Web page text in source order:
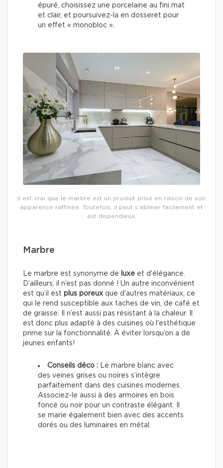
épuré, choisissez une porcelaine au fini mat
et clair, et poursuivez-la en dosseret pour
un effet « monobloc ».
Il est vrai que le marbre est un produit prisé en raison de son
apparence raffinée. Toutefois, il peut s’abîmer facilement et
est dispendieux.
Marbre
Le marbre est synonyme de luxe et d'élégance.
D’ailleurs, il n’est pas donné ! Un autre inconvénient
est qu’il est plus poreux que d'autres matériaux, ce
qui le rend susceptible aux taches de vin, de café et
de graisse. Il n’est aussi pas résistant à la chaleur. Il
est donc plus adapté à des cuisines où l'esthétique
prime sur la fonctionnalité. À éviter lorsqu’on a de
jeunes enfants!
Conseils déco : Le marbre blanc avec
des veines grises ou noires s’intègre
parfaitement dans des cuisines modernes.
Associez-le aussi à des armoires en bois
foncé ou noir pour un contraste élégant. Il
se marie également bien avec des accents
dorés ou des luminaires en métal.